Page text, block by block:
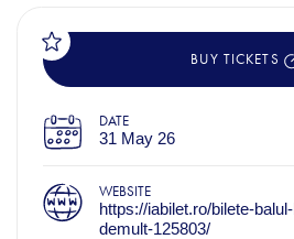
BUY TICKETS
DATE
31 May 26
WEBSITE
https://iabilet.ro/bilete-
demult-125803/